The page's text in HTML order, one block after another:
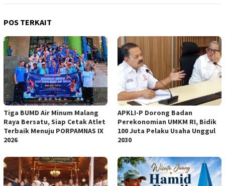
POS TERKAIT
Tiga BUMD Air Minum Malang
Raya Bersatu, Siap Cetak Atlet
Terbaik Menuju PORPAMNAS IX
2026
APKLI-P Dorong Badan
Perekonomian UMKM RI, Bidik
100 Juta Pelaku Usaha Unggul
2030